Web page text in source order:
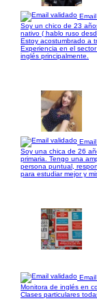
Soy un chico de 23
nativo ( hablo ruso
Estoy acostumbrado a
Experiencia en el
inglés principalmente.
Soy una chica de 26
primaria. Tengo una
persona puntual,
para estudiar mejor y
Monitora de inglés en
Clases particulares